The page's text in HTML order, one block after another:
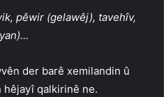
pêwir (gelawêj), tavehîv,
der barê xemilandin û
hêjayî qalkirinê ne.